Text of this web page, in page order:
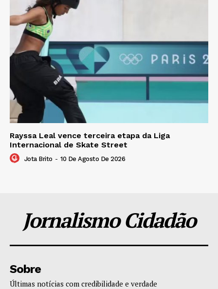
Rayssa Leal vence terceira etapa da Liga
Internacional de Skate Street
Jota Brito - 10 De Agosto De 2026
Jornalismo Cidadão
Sobre
Últimas notícias com credibilidade e verdade